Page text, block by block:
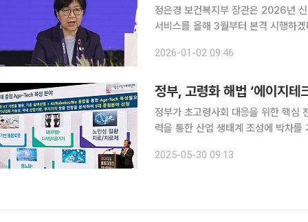
정은경 보건복지부 장관은 2026년 신
서비스를 올해 3월부터 본격 시행하
공해 국민이 살던 곳에서 필요한 지원
2026-01-02 09:46
정부, 고령화 해법 ‘에이지
정부가 초고령사회 대응을 위한 핵
력을 통한 산업 생태계 조성에 박차
했다. 지난 29일 서울 코엑스에서 열
2025-05-30 09:13